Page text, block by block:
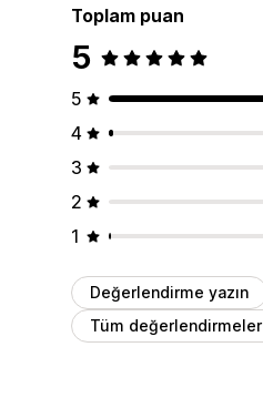
Toplam puan
5
5
4
3
2
1
Değerlendirme yazın
Tüm değerlendirmeler